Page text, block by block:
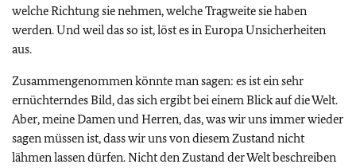
welche Richtung sie nehmen, welche Tragweite sie haben
werden. Und weil das so ist, löst es in Europa Unsicherheiten
aus.
Zusammengenommen könnte man sagen: es ist ein sehr
ernüchterndes Bild, das sich ergibt bei einem Blick auf die Welt.
Aber, meine Damen und Herren, das, was wir uns immer wieder
sagen müssen ist, dass wir uns von diesem Zustand nicht
lähmen lassen dürfen. Nicht den Zustand der Welt beschreiben